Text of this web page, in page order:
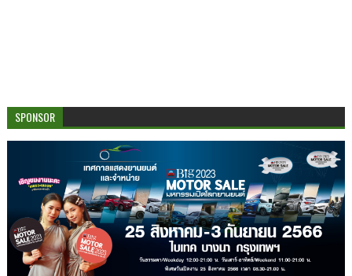
SPONSOR